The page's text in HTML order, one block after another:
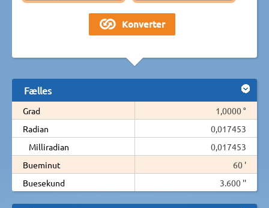
Fælles
Grad
1,0000 °
Radian
0,017453
Milliradian
0,017453
Bueminut
60 '
Buesekund
3.600 ''